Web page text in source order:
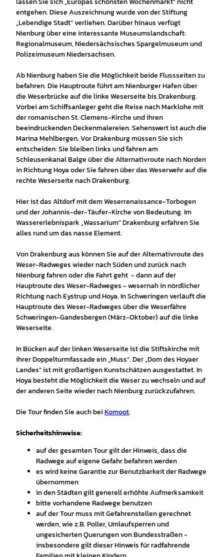
entgehen. Diese Auszeichnung wurde von der Stiftung
„Lebendige Stadt“ verliehen. Darüber hinaus verfügt
Nienburg über eine interessante Museumslandschaft:
Regionalmuseum, Niedersächsisches Spargelmuseum und
Polizeimuseum Niedersachsen.
Ab Nienburg haben Sie die Möglichkeit beide Flussseiten zu
befahren. Die Hauptroute führt am Nienburger Hafen über
die Weserbrücke auf die linke Weserseite bis Drakenburg.
Vorbei am Schiffsanleger geht die Reise nach Marklohe mit
der romanischen St. Clemens-Kirche und ihren
beeindruckenden Deckenmalereien. Sehenswert ist auch die
Marina Mehlbergen. Vor Drakenburg müssen Sie sich
entscheiden: Sie bleiben links und fahren am
Schleusenkanal Balge über die Alternativroute nach Norden
in Richtung Hoya oder Sie fahren über das Weserwehr auf die
rechte Weserseite nach Drakenburg.
Hier ist das Altdorf mit dem Weserrenaissance-Torbogen
und der Johannis-der-Täufer-Kirche von Bedeutung. Im
Wassererlebnispark „Wassarium“ Drakenburg erfahren Sie
alles rund um das nasse Element.
Von Drakenburg aus können Sie auf der Alternativroute des
Weser-Radweges wieder nach Süden und zurück nach
Nienburg fahren oder die Fahrt geht - dann auf der
Hauptroute des Weser-Radweges - wesernah in nördlicher
Richtung nach Eystrup und Hoya. In Schweringen verläuft die
Hauptroute des Weser-Radweges über die Weserfähre
Schweringen-Gandesbergen (März-Oktober) auf die linke
Weserseite.
In Bücken auf der linken Weserseite ist die Stiftskirche mit
ihrer Doppelturmfassade ein „Muss“. Der „Dom des Hoyaer
Landes“ ist mit großartigen Kunstschätzen ausgestattet. In
Hoya besteht die Möglichkeit die Weser zu wechseln und auf
der anderen Seite wieder nach Nienburg zurückzufahren.
Die Tour finden Sie auch beiKomoot.
Sicherheitshinweise:
auf der gesamten Tour gilt der Hinweis, dass die
Radwege auf eigene Gefahr befahren werden
es wird keine Garantie zur Benutzbarkeit der Radwege
übernommen
in den Städten gilt generell erhöhte Aufmerksamkeit
bitte vorhandene Radwege benutzen
auf der Tour muss mit Gefahrenstellen gerechnet
werden, wie z.B. Poller, Umlaufsperren und
ungesicherten Querungen von Bundesstraßen -
insbesondere gilt dieser Hinweis für radfahrende